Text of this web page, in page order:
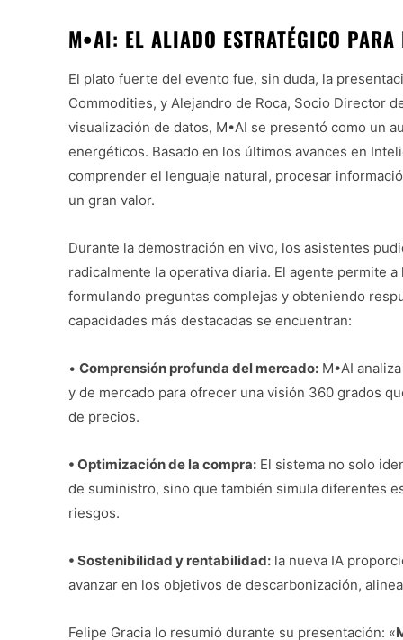
M•AI: EL ALIADO ESTRATÉGICO PARA
El plato fuerte del evento fue, sin duda, la
Commodities, y Alejandro de Roca, Socio Director
visualización de datos, M•AI se presentó como un
energéticos. Basado en los últimos avances en
comprender el lenguaje natural, procesar
un gran valor.
Durante la demostración en vivo, los asistentes
radicalmente la operativa diaria. El agente permite
formulando preguntas complejas y obteniendo
capacidades más destacadas se encuentran:
• Comprensión profunda del mercado: M•AI
y de mercado para ofrecer una visión 360 grados
de precios.
• Optimización de la compra: El sistema no solo
de suministro, sino que también simula diferentes
riesgos.
• Sostenibilidad y rentabilidad: la nueva IA
avanzar en los objetivos de descarbonización,
Felipe Gracia lo resumió durante su presentación: «